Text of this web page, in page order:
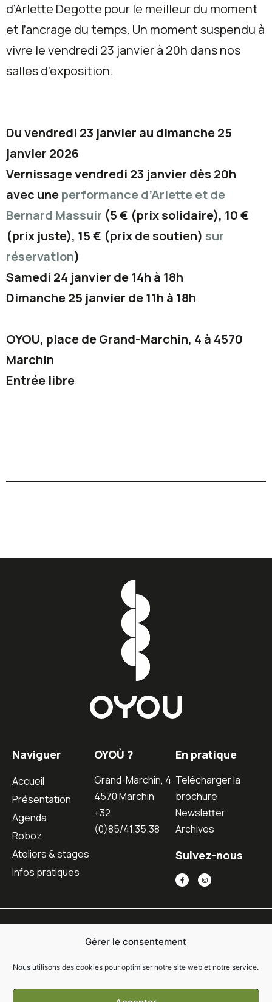
Gérer le consentement
Nous utilisons des cookies pour optimiser notre site web et notre service.
d’Arlette Degotte pour le meilleur du moment
et l’ancrage du temps. Un moment suspendu à
vivre le vendredi 23 janvier à 20h dans nos
salles d’exposition.
Du vendredi 23 janvier au dimanche 25
janvier 2026
Vernissage vendredi 23 janvier dès 20h
avec uneperformance d’Arlette et de
Bernard Massuir (5 € (prix solidaire), 10 €
(prix juste), 15 € (prix de soutien) sur
réservation)
Samedi 24 janvier de 14h à 18h
Dimanche 25 janvier de 11h à 18h
OYOU, place de Grand-Marchin, 4 à 4570
Marchin
Entrée libre
Naviguer
Accueil
Présentation
Agenda
Roboz
Ateliers & stages
Infos pratiques
OYOÙ ?
Grand-Marchin, 4
4570 Marchin
+32
(0)85/41.35.38
En pratique
Télécharger la
brochure
Newsletter
Archives
Suivez-nous